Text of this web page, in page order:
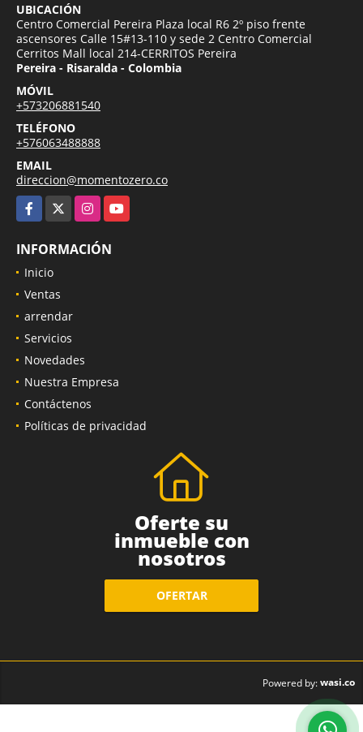
UBICACIÓN
Centro Comercial Pereira Plaza local R6 2º piso frente
ascensores Calle 15#13-110 y sede 2 Centro Comercial
Cerritos Mall local 214-CERRITOS Pereira
Pereira - Risaralda - Colombia
MÓVIL
+573206881540
TELÉFONO
+576063488888
EMAIL
direccion@momentozero.co
Facebook
InstagramYouTube
INFORMACIÓN
Inicio
Ventas
arrendar
Servicios
Novedades
Nuestra Empresa
Contáctenos
Políticas de privacidad
Oferte su
inmueble con
nosotros
OFERTAR
Powered by:wasi.co